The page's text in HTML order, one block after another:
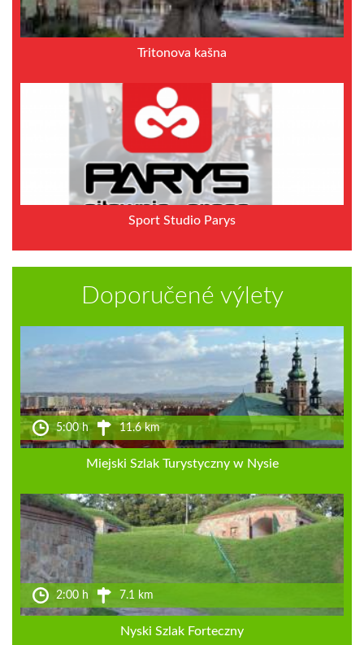
Tritonova kašna
Sport Studio Parys
Doporučené výlety
5:00 h 11.6 km
Miejski Szlak Turystyczny w Nysie
2:00 h 7.1 km
Nyski Szlak Forteczny